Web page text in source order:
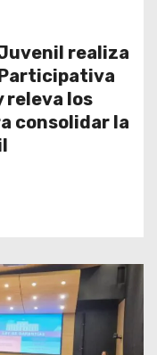
realiza
releva los
consolidar la